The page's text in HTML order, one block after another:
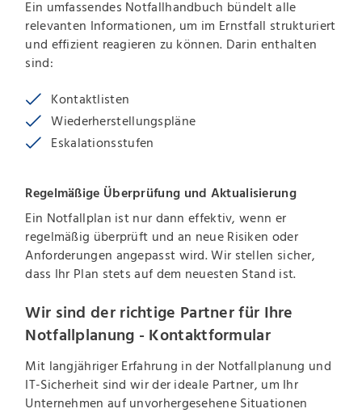
Ein umfassendes Notfallhandbuch bündelt alle
relevanten Informationen, um im Ernstfall strukturiert
und effizient reagieren zu können. Darin enthalten
sind:
Kontaktlisten
Wiederherstellungspläne
Eskalationsstufen
Regelmäßige Überprüfung und Aktualisierung
Ein Notfallplan ist nur dann effektiv, wenn er
regelmäßig überprüft und an neue Risiken oder
Anforderungen angepasst wird. Wir stellen sicher,
dass Ihr Plan stets auf dem neuesten Stand ist.
Wir sind der richtige Partner für Ihre
Notfallplanung - Kontaktformular
Mit langjähriger Erfahrung in der Notfallplanung und
IT-Sicherheit sind wir der ideale Partner, um Ihr
Unternehmen auf unvorhergesehene Situationen